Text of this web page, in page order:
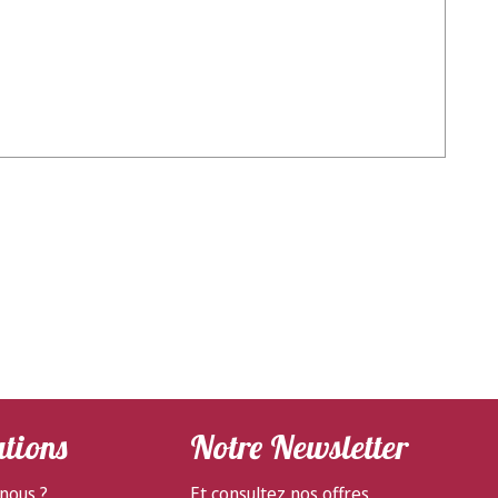
?
Notre Newsletter
Et consultez nos offres